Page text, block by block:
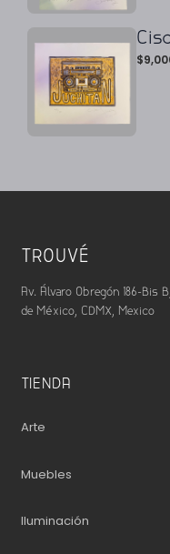
$
TROUVÉ
Av. Álvaro Obregón 186-Bis
de México, CDMX, Mexico
TIENDA
Arte
Muebles
Iluminación